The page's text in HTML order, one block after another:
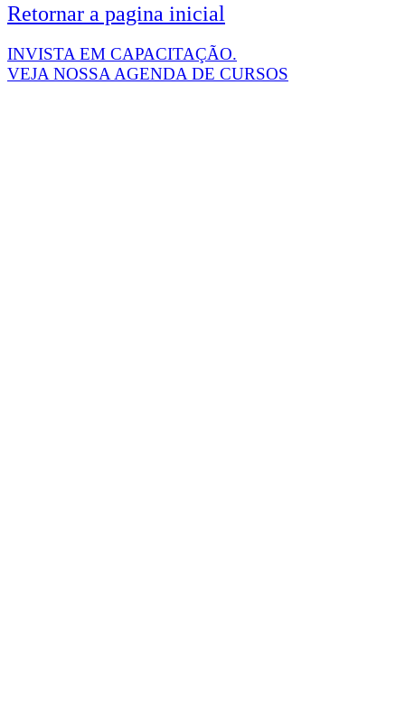
Retornar a pagina inicial
INVISTA EM CAPACITAÇÃO.
VEJA NOSSA AGENDA DE CURSOS